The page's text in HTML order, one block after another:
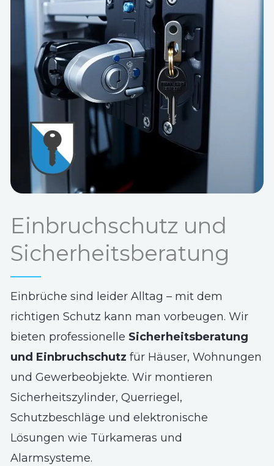
Einbruchschutz und
Sicherheitsberatung
Einbrüche sind leider Alltag – mit dem
richtigen Schutz kann man vorbeugen. Wir
bieten professionelle Sicherheitsberatung
und Einbruchschutz für Häuser, Wohnungen
und Gewerbeobjekte. Wir montieren
Sicherheitszylinder, Querriegel,
Schutzbeschläge und elektronische
Lösungen wie Türkameras und
Alarmsysteme.